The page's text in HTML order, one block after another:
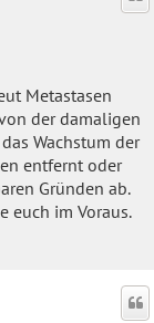
Metastasen
der damaligen
Wachstum der
entfernt oder
Gründen ab.
euch im Voraus.